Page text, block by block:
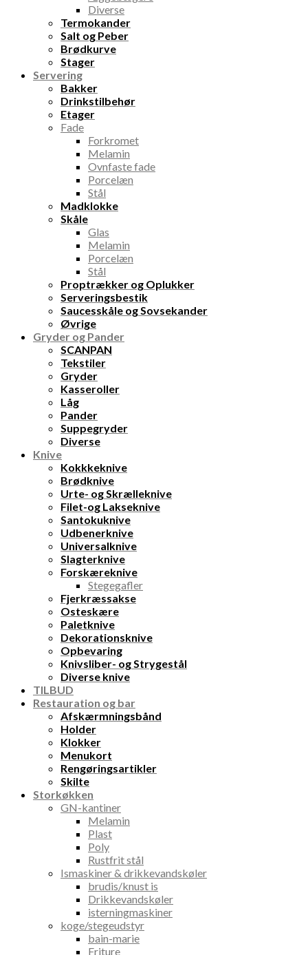
Diverse
Termokander
Salt og Peber
Brødkurve
Stager
Servering
Bakker
Drinkstilbehør
Etager
Fade
Forkromet
Melamin
Ovnfaste fade
Porcelæn
Stål
Madklokke
Skåle
Glas
Melamin
Porcelæn
Stål
Proptrækker og Oplukker
Serveringsbestik
Saucesskåle og Sovsekander
Øvrige
Gryder og Pander
SCANPAN
Tekstiler
Gryder
Kasseroller
Låg
Pander
Suppegryder
Diverse
Knive
Kokkkeknive
Brødknive
Urte- og Skrælleknive
Filet-og Lakseknive
Santokuknive
Udbenerknive
Universalknive
Slagterknive
Forskæreknive
Stegegafler
Fjerkræssakse
Osteskære
Paletknive
Dekorationsknive
Opbevaring
Knivsliber- og Strygestål
Diverse knive
TILBUD
Restauration og bar
Afskærmningsbånd
Holder
Klokker
Menukort
Rengøringsartikler
Skilte
Storkøkken
GN-kantiner
Melamin
Plast
Poly
Rustfrit stål
Ismaskiner & drikkevandskøler
brudis/knust is
Drikkevandskøler
isterningmaskiner
koge/stegeudstyr
bain-marie
Friture